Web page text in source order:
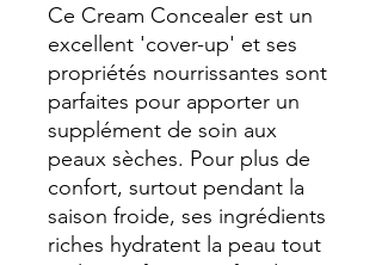
Ce Cream Concealer est un
excellent 'cover-up' et ses
propriétés nourrissantes sont
parfaites pour apporter un
supplément de soin aux
peaux sèches. Pour plus de
confort, surtout pendant la
saison froide, ses ingrédients
riches hydratent la peau tout